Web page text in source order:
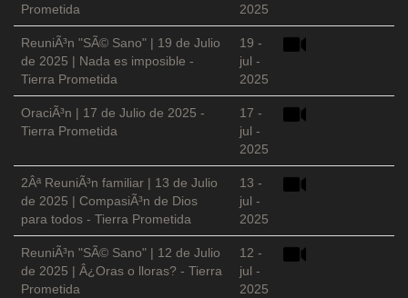
Prometida
2025
ReuniÃ³n "SÃ© Sano" | 19 de Julio
de 2025 | Nada es imposible -
Tierra Prometida
19 -
jul -
2025
OraciÃ³n | 17 de Julio de 2025 -
Tierra Prometida
17 -
jul -
2025
2Âª ReuniÃ³n familiar | 13 de Julio
de 2025 | CompasiÃ³n de Dios
para todos - Tierra Prometida
13 -
jul -
2025
ReuniÃ³n "SÃ© Sano" | 12 de Julio
de 2025 | Â¿Oras o lloras? - Tierra
Prometida
12 -
jul -
2025